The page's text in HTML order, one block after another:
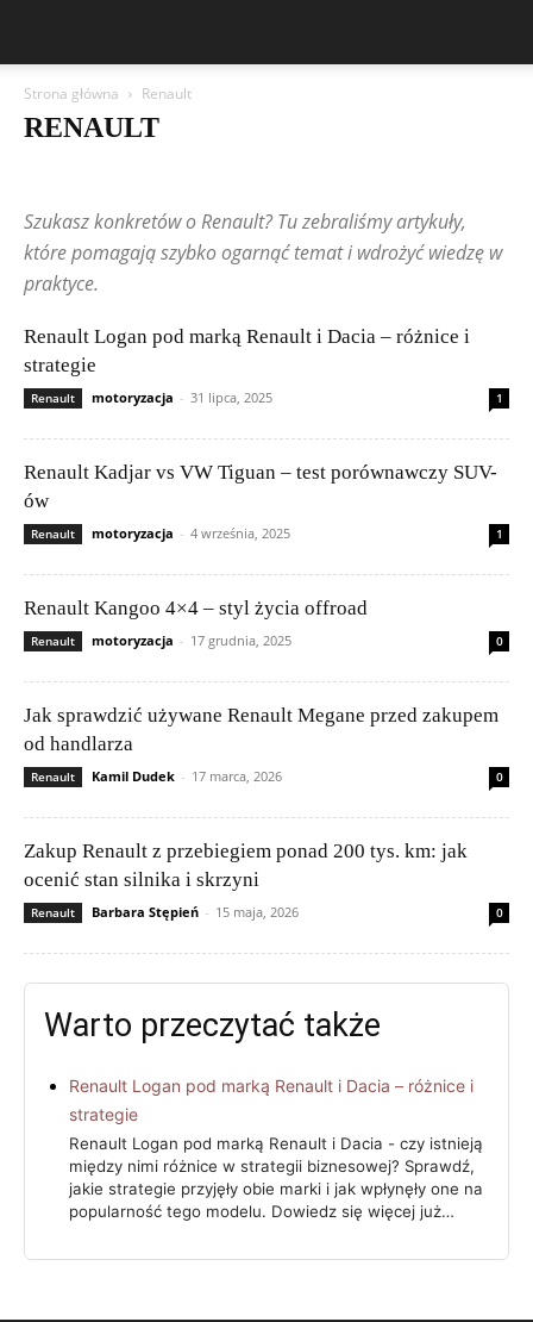
Strona główna Renault
RENAULT
Ford
Geely Honda Hyundai Jeep Kia
Lamborghini
Lexus
Maserati Mazda Mercedes-Benz Mitsubishi
Nissan
Peugeot
Porsche
Suzuki
Szukasz konkretów o Renault? Tu zebraliśmy artykuły,
które pomagają szybko ogarnąć temat i wdrożyć wiedzę w
praktyce.
Renault Logan pod marką Renault i Dacia – różnice i
strategie
Renault motoryzacja - 31 lipca, 2025 1
Renault Kadjar vs VW Tiguan – test porównawczy SUV-
ów
Renault motoryzacja - 4 września, 2025 1
Renault Kangoo 4×4 – styl życia offroad
Renault motoryzacja - 17 grudnia, 2025 0
Jak sprawdzić używane Renault Megane przed zakupem
od handlarza
Renault Kamil Dudek - 17 marca, 2026 0
Zakup Renault z przebiegiem ponad 200 tys. km: jak
ocenić stan silnika i skrzyni
Renault Barbara Stępień - 15 maja, 2026 0
Warto przeczytać także
Renault Logan pod marką Renault i Dacia – różnice i
strategie
Renault Logan pod marką Renault i Dacia - czy istnieją
między nimi różnice w strategii biznesowej? Sprawdź,
jakie strategie przyjęły obie marki i jak wpłynęły one na
popularność tego modelu. Dowiedz się więcej już…